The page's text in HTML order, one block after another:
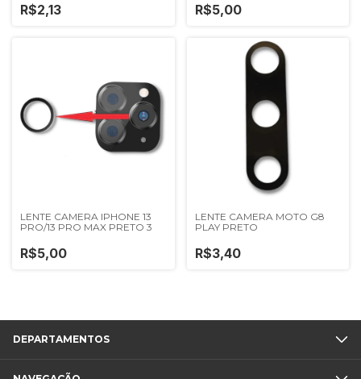
R$2,13 R$5,00
LENTE CAMERA IPHONE 13
PRO/13 PRO MAX PRETO 3
R$5,00
LENTE CAMERA MOTO G8
PLAY PRETO
R$3,40
DEPARTAMENTOS